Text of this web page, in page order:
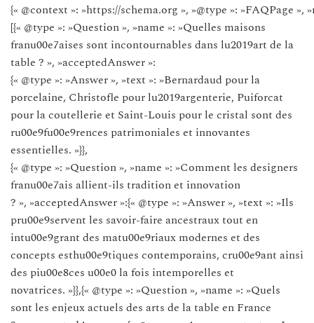
{« @context »: »https://schema.org », »@type »: »FAQPage »,
[{« @type »: »Question », »name »: »Quelles maisons
franu00e7aises sont incontournables dans lu2019art de la
table ? », »acceptedAnswer »:
{« @type »: »Answer », »text »: »Bernardaud pour la
porcelaine, Christofle pour lu2019argenterie, Puiforcat
pour la coutellerie et Saint-Louis pour le cristal sont des
ru00e9fu00e9rences patrimoniales et innovantes
essentielles. »}},
{« @type »: »Question », »name »: »Comment les designers
franu00e7ais allient-ils tradition et innovation
? », »acceptedAnswer »:{« @type »: »Answer », »text »: »Ils
pru00e9servent les savoir-faire ancestraux tout en
intu00e9grant des matu00e9riaux modernes et des
concepts esthu00e9tiques contemporains, cru00e9ant ainsi
des piu00e8ces u00e0 la fois intemporelles et
novatrices. »}},{« @type »: »Question », »name »: »Quels
sont les enjeux actuels des arts de la table en France